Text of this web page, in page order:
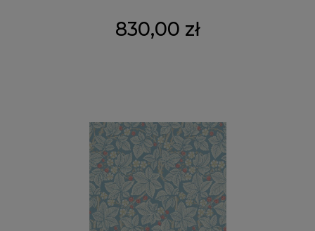
830,00 zł